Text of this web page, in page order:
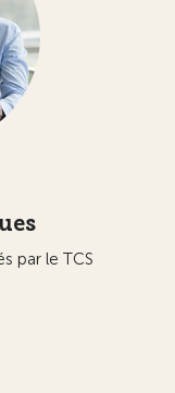
par le TCS